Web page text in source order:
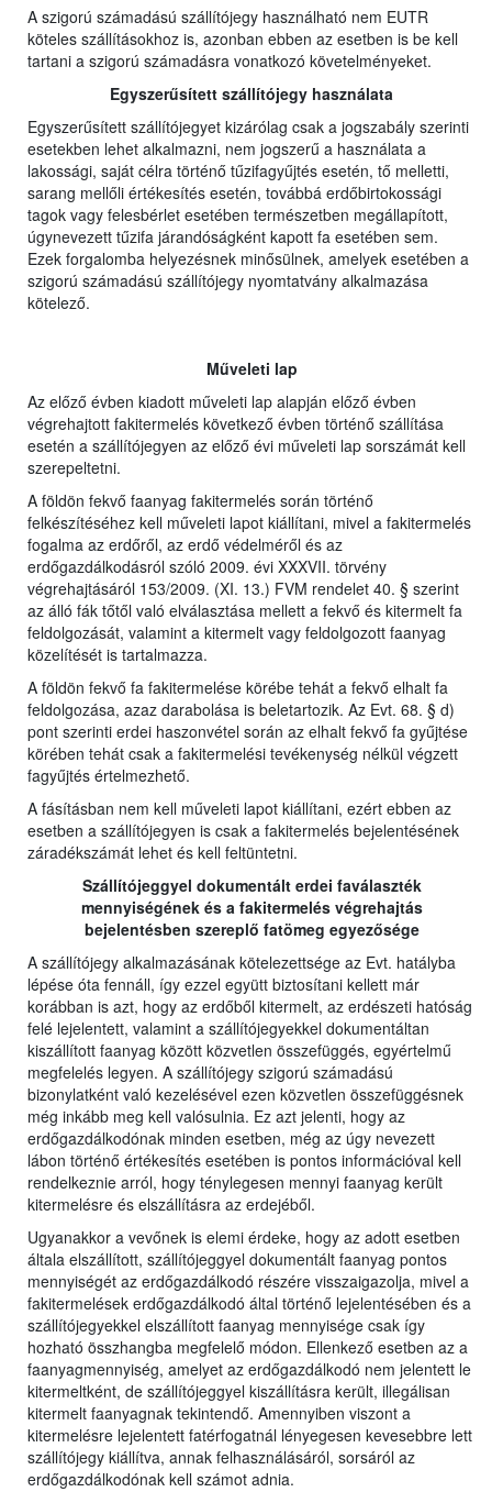
A szigorú számadású szállítójegy használható nem EUTR
köteles szállításokhoz is, azonban ebben az esetben is be kell
tartani a szigorú számadásra vonatkozó követelményeket.
Egyszerűsített szállítójegy használata
Egyszerűsített szállítójegyet kizárólag csak a jogszabály szerinti
esetekben lehet alkalmazni, nem jogszerű a használata a
lakossági, saját célra történő tűzifagyűjtés esetén, tő melletti,
sarang mellőli értékesítés esetén, továbbá erdőbirtokossági
tagok vagy felesbérlet esetében természetben megállapított,
úgynevezett tűzifa járandóságként kapott fa esetében sem.
Ezek forgalomba helyezésnek minősülnek, amelyek esetében a
szigorú számadású szállítójegy nyomtatvány alkalmazása
kötelező.
Műveleti lap
Az előző évben kiadott műveleti lap alapján előző évben
végrehajtott fakitermelés következő évben történő szállítása
esetén a szállítójegyen az előző évi műveleti lap sorszámát kell
szerepeltetni.
A földön fekvő faanyag fakitermelés során történő
felkészítéséhez kell műveleti lapot kiállítani, mivel a fakitermelés
fogalma az erdőről, az erdő védelméről és az
erdőgazdálkodásról szóló 2009. évi XXXVII. törvény
végrehajtásáról 153/2009. (XI. 13.) FVM rendelet 40. § szerint
az álló fák tőtől való elválasztása mellett a fekvő és kitermelt fa
feldolgozását, valamint a kitermelt vagy feldolgozott faanyag
közelítését is tartalmazza.
A földön fekvő fa fakitermelése körébe tehát a fekvő elhalt fa
feldolgozása, azaz darabolása is beletartozik. Az Evt. 68. § d)
pont szerinti erdei haszonvétel során az elhalt fekvő fa gyűjtése
körében tehát csak a fakitermelési tevékenység nélkül végzett
fagyűjtés értelmezhető.
A fásításban nem kell műveleti lapot kiállítani, ezért ebben az
esetben a szállítójegyen is csak a fakitermelés bejelentésének
záradékszámát lehet és kell feltüntetni.
Szállítójeggyel dokumentált erdei faválaszték
mennyiségének és a fakitermelés végrehajtás
bejelentésben szereplő fatömeg egyezősége
A szállítójegy alkalmazásának kötelezettsége az Evt. hatályba
lépése óta fennáll, így ezzel együtt biztosítani kellett már
korábban is azt, hogy az erdőből kitermelt, az erdészeti hatóság
felé lejelentett, valamint a szállítójegyekkel dokumentáltan
kiszállított faanyag között közvetlen összefüggés, egyértelmű
megfelelés legyen. A szállítójegy szigorú számadású
bizonylatként való kezelésével ezen közvetlen összefüggésnek
még inkább meg kell valósulnia. Ez azt jelenti, hogy az
erdőgazdálkodónak minden esetben, még az úgy nevezett
lábon történő értékesítés esetében is pontos információval kell
rendelkeznie arról, hogy ténylegesen mennyi faanyag került
kitermelésre és elszállításra az erdejéből.
Ugyanakkor a vevőnek is elemi érdeke, hogy az adott esetben
általa elszállított, szállítójeggyel dokumentált faanyag pontos
mennyiségét az erdőgazdálkodó részére visszaigazolja, mivel a
fakitermelések erdőgazdálkodó által történő lejelentésében és a
szállítójegyekkel elszállított faanyag mennyisége csak így
hozható összhangba megfelelő módon. Ellenkező esetben az a
faanyagmennyiség, amelyet az erdőgazdálkodó nem jelentett le
kitermeltként, de szállítójeggyel kiszállításra került, illegálisan
kitermelt faanyagnak tekintendő. Amennyiben viszont a
kitermelésre lejelentett fatérfogatnál lényegesen kevesebbre lett
szállítójegy kiállítva, annak felhasználásáról, sorsáról az
erdőgazdálkodónak kell számot adnia.